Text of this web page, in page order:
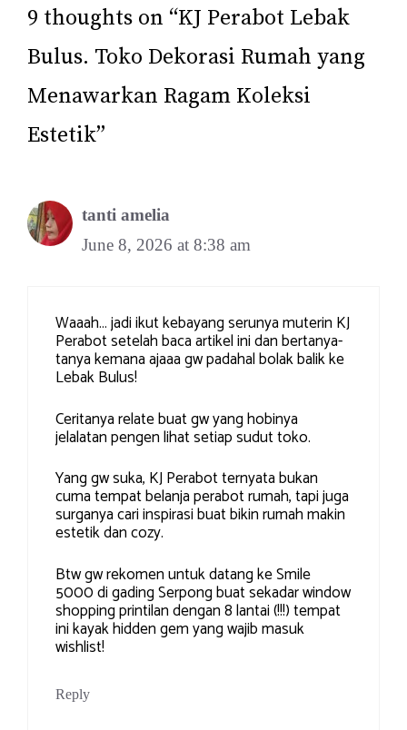
9 thoughts on “KJ Perabot Lebak
Bulus. Toko Dekorasi Rumah yang
Menawarkan Ragam Koleksi
Estetik”
tanti amelia
June 8, 2026 at 8:38 am
Waaah… jadi ikut kebayang serunya muterin KJ
Perabot setelah baca artikel ini dan bertanya-
tanya kemana ajaaa gw padahal bolak balik ke
Lebak Bulus!
Ceritanya relate buat gw yang hobinya
jelalatan pengen lihat setiap sudut toko.
Yang gw suka, KJ Perabot ternyata bukan
cuma tempat belanja perabot rumah, tapi juga
surganya cari inspirasi buat bikin rumah makin
estetik dan cozy.
Btw gw rekomen untuk datang ke Smile
5000 di gading Serpong buat sekadar window
shopping printilan dengan 8 lantai (!!!) tempat
ini kayak hidden gem yang wajib masuk
wishlist!
Reply